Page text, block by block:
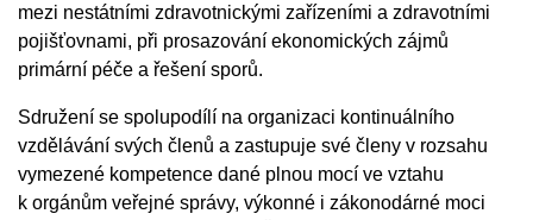
mezi nestátními zdravotnickými zařízeními a zdravotními
pojišťovnami, při prosazování ekonomických zájmů
primární péče a řešení sporů.
Sdružení se spolupodílí na organizaci kontinuálního
vzdělávání svých členů a zastupuje své členy v rozsahu
vymezené kompetence dané plnou mocí ve vztahu
k orgánům veřejné správy, výkonné i zákonodárné moci